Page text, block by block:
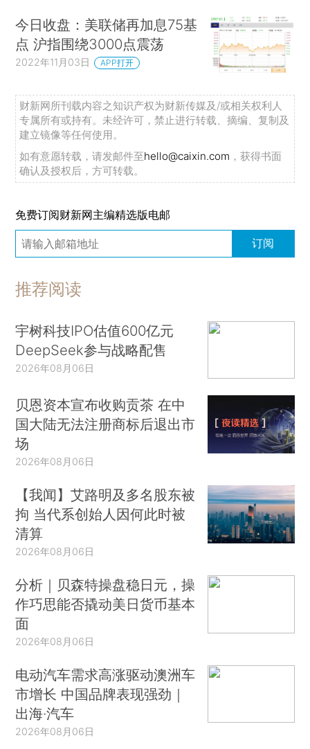
今日收盘：美联储再加息75基
点 沪指围绕3000点震荡
2022年11月03日 APP打开
财新网所刊载内容之知识产权为财新传媒及/或相关权利人
专属所有或持有。未经许可，禁止进行转载、摘编、复制及
建立镜像等任何使用。
如有意愿转载，请发邮件至hello@caixin.com ，获得书面
确认及授权后，方可转载。
免费订阅财新网主编精选版电邮
订阅
推荐阅读
宇树科技IPO估值600亿元
DeepSeek参与战略配售
2026年08月06日
贝恩资本宣布收购贡茶 在中
国大陆无法注册商标后退出市
场
2026年08月06日
【我闻】艾路明及多名股东被
拘 当代系创始人因何此时被
清算
2026年08月06日
分析｜贝森特操盘稳日元，操
作巧思能否撬动美日货币基本
面
2026年08月06日
电动汽车需求高涨驱动澳洲车
市增长 中国品牌表现强劲｜
出海·汽车
2026年08月06日